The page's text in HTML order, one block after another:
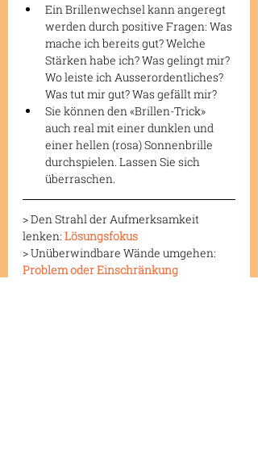
Ein Brillenwechsel kann angeregt
werden durch positive Fragen: Was
mache ich bereits gut? Welche
Stärken habe ich? Was gelingt mir?
Wo leiste ich Ausserordentliches?
Was tut mir gut? Was gefällt mir?
Sie können den «Brillen-Trick»
auch real mit einer dunklen und
einer hellen (rosa) Sonnenbrille
durchspielen. Lassen Sie sich
überraschen.
> Den Strahl der Aufmerksamkeit
lenken: Lösungsfokus
> Unüberwindbare Wände umgehen:
Problem oder Einschränkung